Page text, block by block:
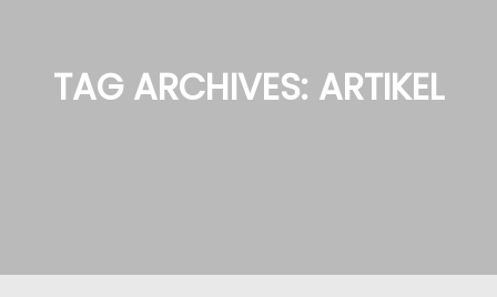
TAG ARCHIVES: ARTIKEL